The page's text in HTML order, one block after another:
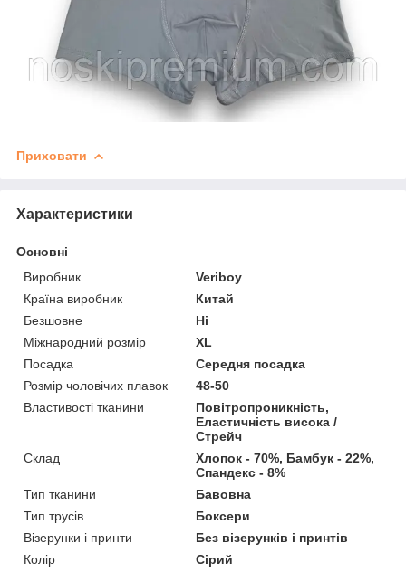
Приховати
Характеристики
Основні
Виробник
Veriboy
Країна виробник
Китай
Безшовне
Ні
Міжнародний розмір
XL
Посадка
Середня посадка
Розмір чоловічих плавок
48-50
Властивості тканини
Повітропроникність,
Еластичність висока /
Стрейч
Склад
Хлопок - 70%, Бамбук - 22%,
Спандекс - 8%
Тип тканини
Бавовна
Тип трусів
Боксери
Візерунки і принти
Без візерунків і принтів
Колір
Сірий